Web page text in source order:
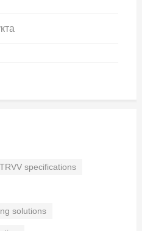
TRVV specifications
solutions